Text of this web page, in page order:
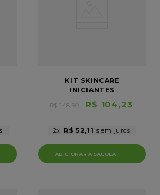
KIT SKINCARE
INICIANTES
R$ 104,23
R$ 148,90
2 R$ 52,11